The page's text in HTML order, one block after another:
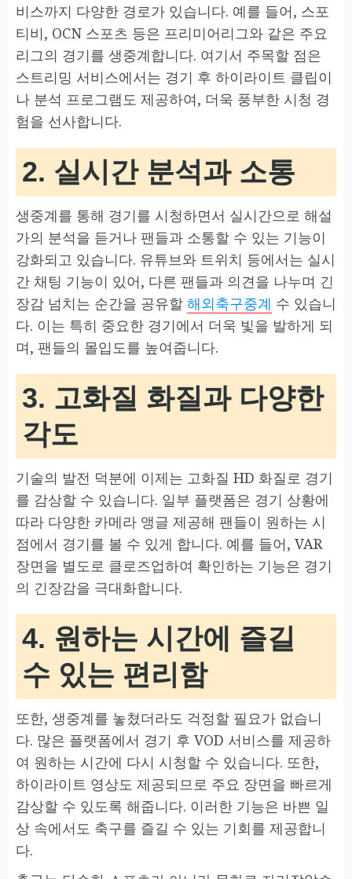
비스까지 다양한 경로가 있습니다. 예를 들어, 스포
티비, OCN 스포츠 등은 프리미어리그와 같은 주요
리그의 경기를 생중계합니다. 여기서 주목할 점은
스트리밍 서비스에서는 경기 후 하이라이트 클립이
나 분석 프로그램도 제공하여, 더욱 풍부한 시청 경
험을 선사합니다.
2. 실시간 분석과 소통
생중계를 통해 경기를 시청하면서 실시간으로 해설
가의 분석을 듣거나 팬들과 소통할 수 있는 기능이
강화되고 있습니다. 유튜브와 트위치 등에서는 실시
간 채팅 기능이 있어, 다른 팬들과 의견을 나누며 긴
장감 넘치는 순간을 공유할 해외축구중계 수 있습니
다. 이는 특히 중요한 경기에서 더욱 빛을 발하게 되
며, 팬들의 몰입도를 높여줍니다.
3. 고화질 화질과 다양한
각도
기술의 발전 덕분에 이제는 고화질 HD 화질로 경기
를 감상할 수 있습니다. 일부 플랫폼은 경기 상황에
따라 다양한 카메라 앵글 제공해 팬들이 원하는 시
점에서 경기를 볼 수 있게 합니다. 예를 들어, VAR
장면을 별도로 클로즈업하여 확인하는 기능은 경기
의 긴장감을 극대화합니다.
4. 원하는 시간에 즐길
수 있는 편리함
또한, 생중계를 놓쳤더라도 걱정할 필요가 없습니
다. 많은 플랫폼에서 경기 후 VOD 서비스를 제공하
여 원하는 시간에 다시 시청할 수 있습니다. 또한,
하이라이트 영상도 제공되므로 주요 장면을 빠르게
감상할 수 있도록 해줍니다. 이러한 기능은 바쁜 일
상 속에서도 축구를 즐길 수 있는 기회를 제공합니
다.